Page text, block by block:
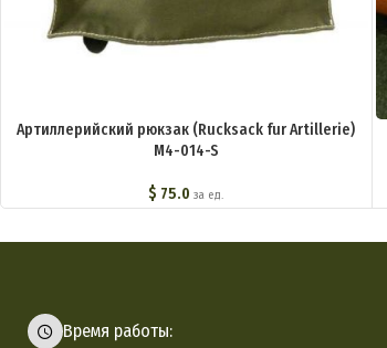
Артиллерийский рюкзак (Rucksack fur Artillerie)
M4-014-S
$ 75.0 за ед.
Время работы: